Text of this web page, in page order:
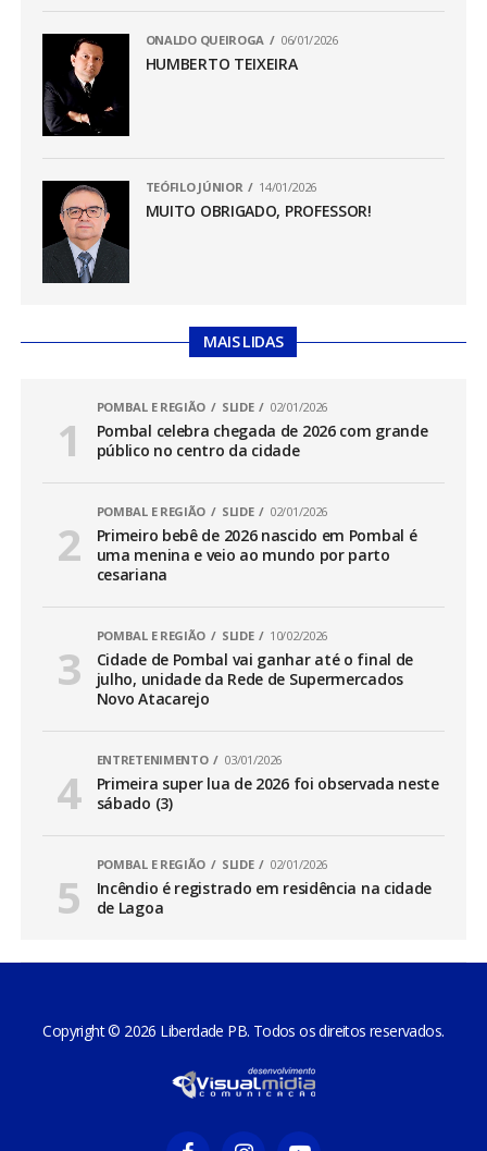
ONALDO QUEIROGA 06/01/2026
HUMBERTO TEIXEIRA
TEÓFILO JÚNIOR 14/01/2026
MUITO OBRIGADO, PROFESSOR!
MAIS LIDAS
POMBAL E REGIÃO SLIDE 02/01/2026
Pombal celebra chegada de 2026 com grande
público no centro da cidade
POMBAL E REGIÃO SLIDE 02/01/2026
Primeiro bebê de 2026 nascido em Pombal é
uma menina e veio ao mundo por parto
cesariana
POMBAL E REGIÃO SLIDE 10/02/2026
Cidade de Pombal vai ganhar até o final de
julho, unidade da Rede de Supermercados
Novo Atacarejo
ENTRETENIMENTO 03/01/2026
Primeira super lua de 2026 foi observada neste
sábado (3)
POMBAL E REGIÃO SLIDE 02/01/2026
Incêndio é registrado em residência na cidade
de Lagoa
Copyright © 2026 Liberdade PB. Todos os direitos reservados.